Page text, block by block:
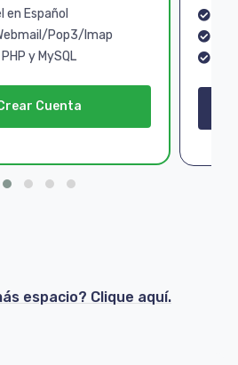
en Español
Pop3/Imap
y MySQL
Cuenta
espacio? Clique aquí.